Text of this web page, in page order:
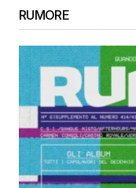
RUMORE